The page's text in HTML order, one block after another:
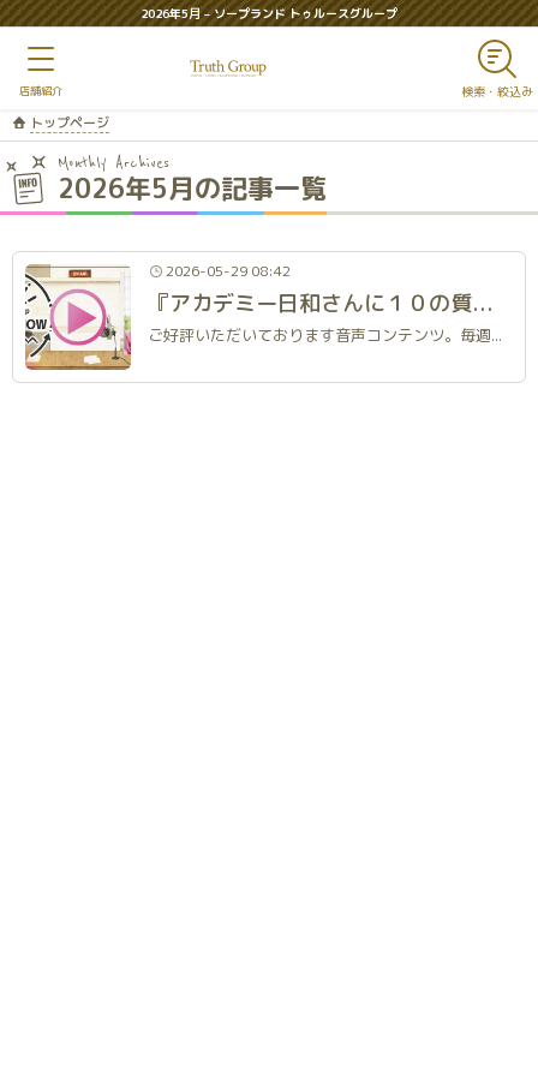
2026年5月 – ソープランド トゥルースグループ
トップページ
Monthly Archives
2026年5月の記事一覧
2026-05-29 08:42
『アカデミー日和さんに１０の質問』アカデミーラジオ（仮）#50
ご好評いただいております音声コンテンツ。毎週日曜日24時に更新します。タイトルは仮称であり、後日正式なものに変更します。深夜のおともに、通勤のあいだに、ぜひお聴きください。 番組はこちらから https://www.youtube.com/watch?v=U4HiHh8UizU 今回登場するコンパニオン アカデミー 日和（ひより）T155 B94(J)W56H89 アカデミー 渚T156 B83(D)W55H85 アカデミー 雫T165 B84(E)W55H87 今回の内容 今回はアカデミー人気コンパニオン『日和』さんが登場。番組恒例10の質問をしてみました。モンチッチ好き、シーシャ好きという一面も語ってくれています。ぜひお聴きください！ フォトギャラリー 渚さんが撮影した写真のごく一部をご紹介します。※プライベートで発表しないものから選んで提供していただいたため、番組内で感想を言っている写真とは異なります。 おたより募集 番組ではおたよりを募集しています。当サイト会員様を対象にしています。以下に送信方法をご説明します。①当サイトの「WEB中の人」ページを開く。②「メッセージを送る」ボタンをクリック（会員の方のみこの先に進むことができます）③おたより本文を入力して送信ボタンを押す。 最新配信回 編集後記 トゥルースグループWEB中の人@truthg_director Read More ご覧いただきありがとうございます。 回を重ねて５０回。思えば遠くへ来たもんだ。 今後も不定期更新に転落しつつ続けていこうと思っています。 引き続きよろしくお願い申し上げます。